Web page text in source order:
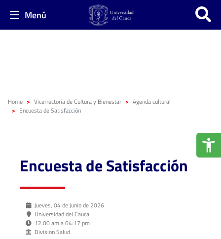
Menú
Home Vicerrectoría de Cultura y Bienestar
Agenda cultural
Encuesta de Satisfacción
Encuesta de Satisfacción
Jueves, 04 de Junio de 2026
Universidad del Cauca
12:00 am a 04:17 pm
Division Salud